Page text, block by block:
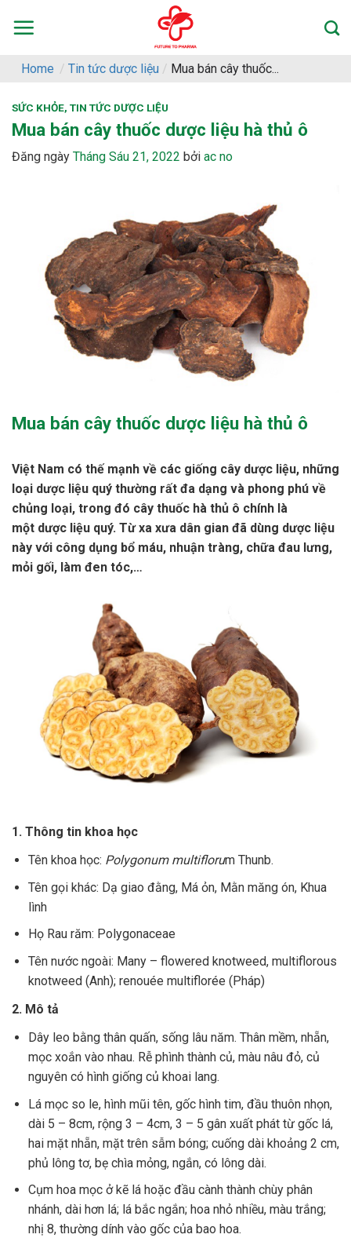
Home / Tin tức dược liệu / Mua bán cây thuốc...
SỨC KHỎE, TIN TỨC DƯỢC LIỆU
Mua bán cây thuốc dược liệu hà thủ ô
Đăng ngày Tháng Sáu 21, 2022 bởi ac no
Mua bán cây thuốc dược liệu hà thủ ô
Việt Nam có thế mạnh về các giống cây dược liệu, những
loại dược liệu quý thường rất đa dạng và phong phú về
chủng loại, trong đó cây thuốc hà thủ ô chính là
một dược liệu quý. Từ xa xưa dân gian đã dùng dược liệu
này với công dụng bổ máu, nhuận tràng, chữa đau lưng,
mỏi gối, làm đen tóc,…
1. Thông tin khoa học
Tên khoa học: Polygonum multiflorum Thunb.
Tên gọi khác: Dạ giao đằng, Má ỏn, Mằn măng ón, Khua
lình
Họ Rau răm: Polygonaceae
Tên nước ngoài: Many – flowered knotweed, multiflorous
knotweed (Anh); renouée multiflorée (Pháp)
2. Mô tả
Dây leo bằng thân quấn, sống lâu năm. Thân mềm, nhẵn,
mọc xoắn vào nhau. Rễ phình thành củ, màu nâu đỏ, củ
nguyên có hình giống củ khoai lang.
Lá mọc so le, hình mũi tên, gốc hình tim, đầu thuôn nhọn,
dài 5 – 8cm, rộng 3 – 4cm, 3 – 5 gân xuất phát từ gốc lá,
hai mặt nhẵn, mặt trên sẫm bóng; cuống dài khoảng 2 cm,
phủ lông tơ, bẹ chìa mỏng, ngắn, có lông dài.
Cụm hoa mọc ở kẽ lá hoặc đầu cành thành chùy phân
nhánh, dài hơn lá; lá bắc ngắn; hoa nhỏ nhiều, màu trắng;
nhị 8, thường dính vào gốc của bao hoa.